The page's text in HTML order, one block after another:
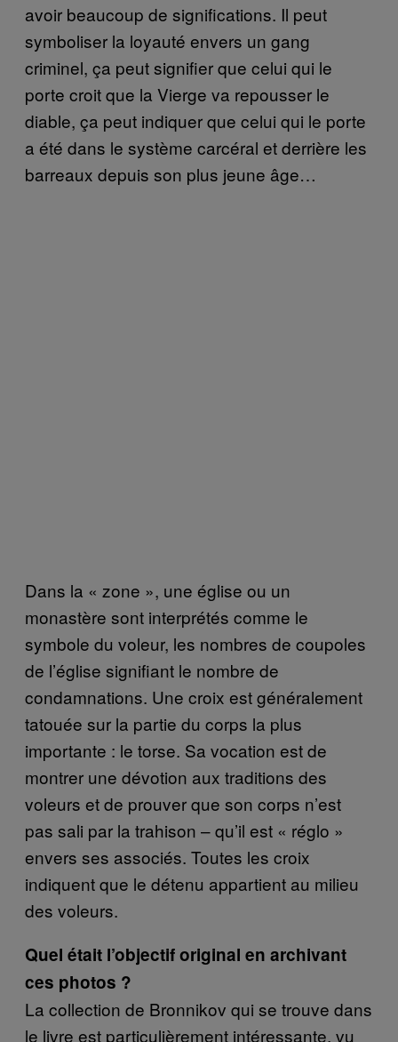
avoir beaucoup de significations. Il peut
symboliser la loyauté envers un gang
criminel, ça peut signifier que celui qui le
porte croit que la Vierge va repousser le
diable, ça peut indiquer que celui qui le porte
a été dans le système carcéral et derrière les
barreaux depuis son plus jeune âge…
Dans la « zone », une église ou un
monastère sont interprétés comme le
symbole du voleur, les nombres de coupoles
de l’église signifiant le nombre de
condamnations. Une croix est généralement
tatouée sur la partie du corps la plus
importante : le torse. Sa vocation est de
montrer une dévotion aux traditions des
voleurs et de prouver que son corps n’est
pas sali par la trahison – qu’il est « réglo »
envers ses associés. Toutes les croix
indiquent que le détenu appartient au milieu
des voleurs.
Quel était l’objectif original en archivant
ces photos ?
La collection de Bronnikov qui se trouve dans
le livre est particulièrement intéressante, vu